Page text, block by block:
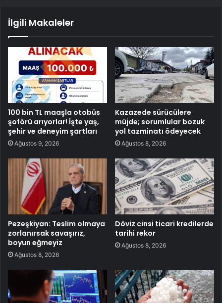
İlgili Makaleler
100 bin TL maaşla otobüs
şoförü arıyorlar! İşte yaş,
şehir ve deneyim şartları
Ağustos 9, 2026
Kazazede sürücülere
müjde; sorumlular bozuk
yol tazminatı ödeyecek
Ağustos 8, 2026
Pezeşkiyan: Teslim olmaya
zorlanırsak savaşırız,
boyun eğmeyiz
Ağustos 8, 2026
Döviz cinsi ticari kredilerde
tarihi rekor
Ağustos 8, 2026